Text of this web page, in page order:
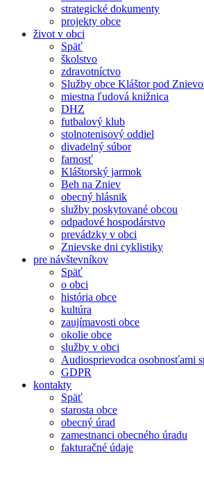
strategické dokumenty
projekty obce
život v obci
Späť
školstvo
zdravotníctvo
Služby obce Kláštor pod
miestna ľudová knižnica
DHZ
futbalový klub
stolnotenisový oddiel
divadelný súbor
farnosť
Kláštorský jarmok
Beh na Zniev
obecný hlásnik
služby poskytované obcou
odpadové hospodárstvo
prevádzky v obci
Znievske dni cyklistiky
pre návštevníkov
Späť
o obci
história obce
kultúra
zaujímavosti obce
okolie obce
služby v obci
Audiosprievodca osobnosťami
GDPR
kontakty
Späť
starosta obce
obecný úrad
zamestnanci obecného úradu
fakturačné údaje